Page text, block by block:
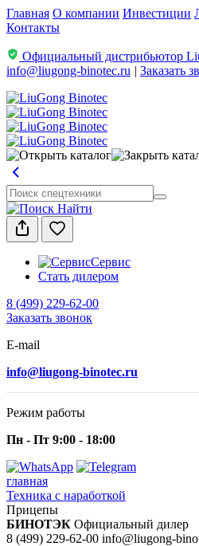
Главная О компании Инвестиции
Контакты
Официальный дистрибьютор
info@liugong-binotec.ru | Заказать
Найти
Сервис
Стать дилером
8 (499) 229-62-00
Заказать звонок
E-mail
info@liugong-binotec.ru
Режим работы
Пн - Пт 9:00 - 18:00
главная
Техника с наработкой
Прицепы
БИНОТЭК Официальный дилер
8 (499) 229-62-00 info@liugong-